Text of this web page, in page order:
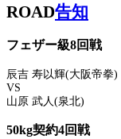
ROAD告知
フェザー級8回戦
辰吉 寿以輝(大阪帝拳)
VS
山原 武人 (泉北)
50kg契約4回戦